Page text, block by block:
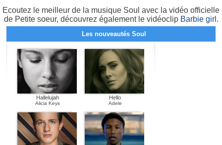
Ecoutez le meilleur de la musique Soul avec la vidéo officielle
de Petite soeur, découvrez également le vidéoclip Barbie girl .
Les nouveautés Soul
Hallelujah
Alicia Keys
Hello
Adele